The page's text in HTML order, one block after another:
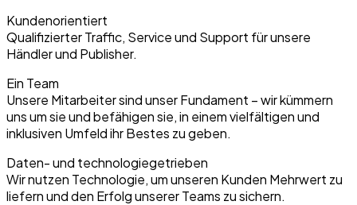
Kundenorientiert
Qualifizierter Traffic, Service und Support für unsere
Händler und Publisher.
Ein Team
Unsere Mitarbeiter sind unser Fundament – wir kümmern
uns um sie und befähigen sie, in einem vielfältigen und
inklusiven Umfeld ihr Bestes zu geben.
Daten- und technologiegetrieben
Wir nutzen Technologie, um unseren Kunden Mehrwert zu
liefern und den Erfolg unserer Teams zu sichern.